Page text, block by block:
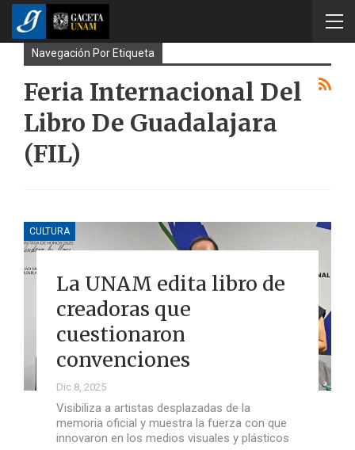
Navegación Por Etiqueta
Feria Internacional Del
Libro De Guadalajara
(FIL)
CULTURA
La UNAM edita libro de
creadoras que
cuestionaron
convenciones
Dic 8, 2025
Visibiliza a artistas desplazadas de la
memoria oficial y muestra la fuerza con que
innovaron en los medios visuales y plásticos